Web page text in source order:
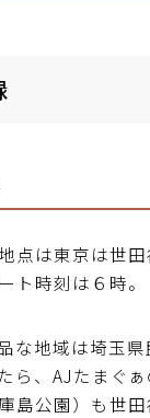
点は東京は世
ト時刻は６時。
な地域は埼玉
ら、AJたまぐ
島公園）も世